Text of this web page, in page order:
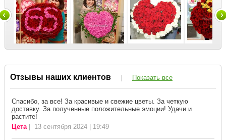
Отзывы наших клиентов | Показать все
Спасибо, за все! За красивые и свежие цветы. За четкую
доставку. За полученные положительные эмоции! Удачи и
растите!
Цета| 13 сентября 2024 | 19:49